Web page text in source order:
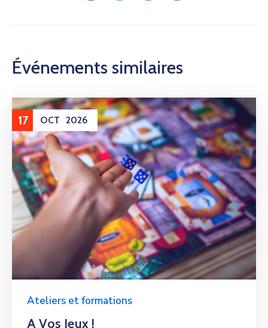
Événements similaires
17 OCT 2026
Ateliers et formations
A Vos Jeux !